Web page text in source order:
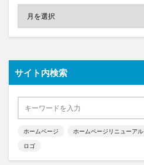
サイト内検索
ホームページ ホームページリニューアル
ロゴ